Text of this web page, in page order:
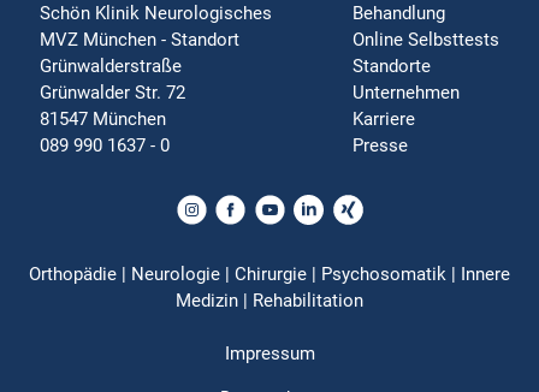
Schön Klinik Neurologisches
MVZ München - Standort
Grünwalderstraße
Grünwalder Str. 72
81547 München
089 990 1637 - 0
Behandlung
Online Selbsttests
Standorte
Unternehmen
Karriere
Presse
Orthopädie | Neurologie | Chirurgie | Psychosomatik | Innere
Medizin | Rehabilitation
Impressum